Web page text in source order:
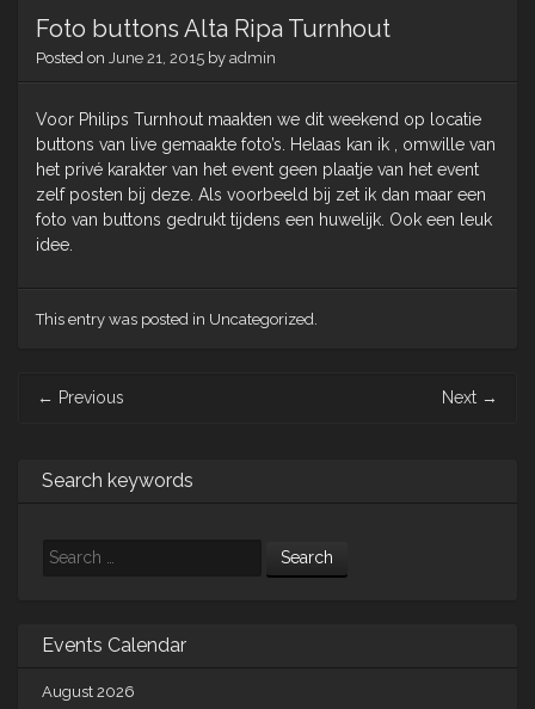
Foto buttons Alta Ripa Turnhout
Posted on June 21, 2015 by admin
Voor Philips Turnhout maakten we dit weekend op locatie
buttons van live gemaakte foto’s. Helaas kan ik , omwille van
het privé karakter van het event geen plaatje van het event
zelf posten bij deze. Als voorbeeld bij zet ik dan maar een
foto van buttons gedrukt tijdens een huwelijk. Ook een leuk
idee.
This entry was posted in Uncategorized.
navigation
← Previous Next →
Search keywords
Search
Events Calendar
August 2026